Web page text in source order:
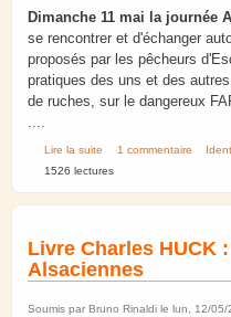
Dimanche 11 mai la journée
se rencontrer et d'échanger
proposés par les pêcheurs
pratiques des uns et des
de ruches, sur le dangereux
....
Lire la suite de Fonte de Cire : 4
1 commentaire
1526 lectures
Livre Charles HUCK
Alsaciennes
Soumis par Bruno Rinaldi le lun, 12/